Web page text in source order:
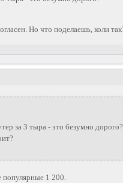
Но что поделаешь, коли
за 3 тыра - это безумно дорого?
популярные 1 200.